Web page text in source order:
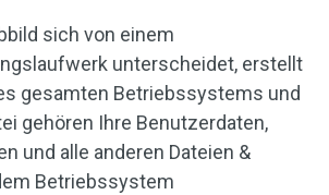
sich von einem
unterscheidet, erstellt
gesamten Betriebssystems und
gehören Ihre Benutzerdaten,
und alle anderen Dateien &
Betriebssystem